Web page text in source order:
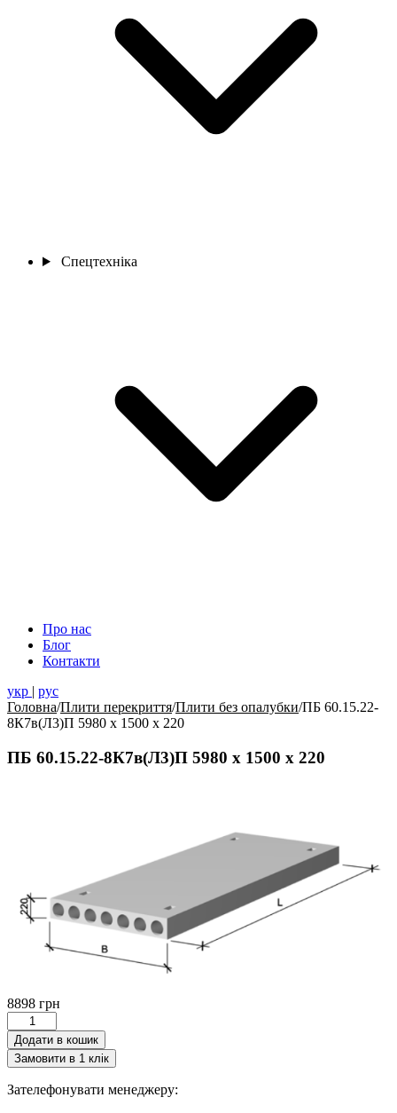
Спецтехніка
Про нас
Блог
Контакти
укр | рус
Головна/Плити перекриття/Плити без опалубки/ПБ 60.15.22-
8К7в(Л3)П 5980 х 1500 х 220
ПБ 60.15.22-8К7в(Л3)П 5980 х 1500 х 220
8898 грн
60.15.22-
8К7в(Л3)П
5980
х
1500
Додати в кошик
Замовити в 1 клік
Зателефонувати менеджеру: